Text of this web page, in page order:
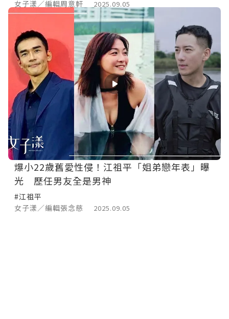
女子漾／編輯周意軒
2025.09.05
爆小22歲舊愛性侵！江祖平「姐弟戀年表」曝
光 歷任男友全是男神
#江祖平
女子漾／編輯張念慈
2025.09.05